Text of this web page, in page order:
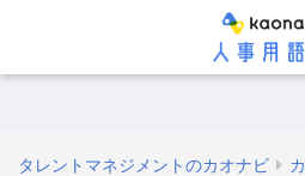
タレントマネジメントのカオナビ